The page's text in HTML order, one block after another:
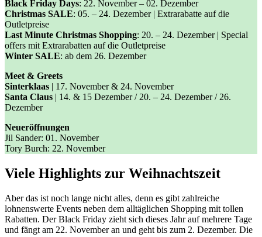
Black Friday Days: 22. November – 02. Dezember
Christmas SALE: 05. – 24. Dezember | Extrarabatte auf die
Outletpreise
Last Minute Christmas Shopping: 20. – 24. Dezember | Special
offers mit Extrarabatten auf die Outletpreise
Winter SALE: ab dem 26. Dezember
Meet & Greets
Sinterklaas | 17. November & 24. November
Santa Claus | 14. & 15 Dezember / 20. – 24. Dezember / 26.
Dezember
Neueröffnungen
Jil Sander: 01. November
Tory Burch: 22. November
Viele Highlights zur Weihnachtszeit
Aber das ist noch lange nicht alles, denn es gibt zahlreiche
lohnenswerte Events neben dem alltäglichen Shopping mit tollen
Rabatten. Der Black Friday zieht sich dieses Jahr auf mehrere Tage
und fängt am 22. November an und geht bis zum 2. Dezember. Die